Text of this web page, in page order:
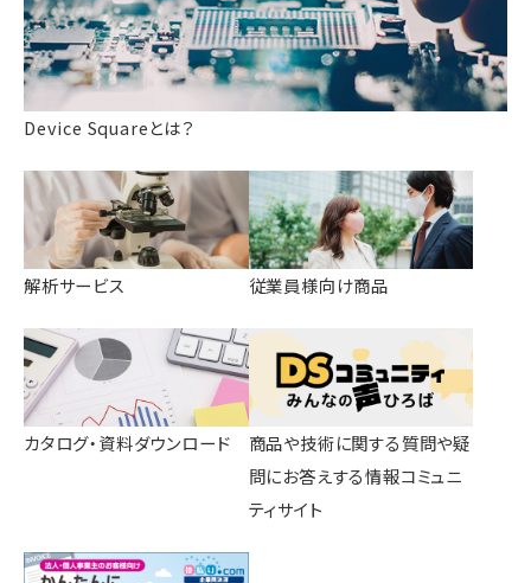
Device Squareとは？
解析サービス 従業員様向け商品
カタログ・資料ダウンロード
商品や技術に関する質問や疑
問にお答えする情報コミュニ
ティサイト